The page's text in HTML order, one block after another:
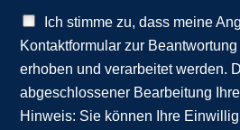
Ich stimme zu, dass meine
Kontaktformular zur
erhoben und verarbeitet werden.
abgeschlossener Bearbeitung
Hinweis: Sie können Ihre